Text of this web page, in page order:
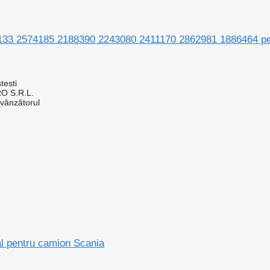
2574185 2188390 2243080 2411170 2862981 1886464
S.R.L.
pentru camion Scania